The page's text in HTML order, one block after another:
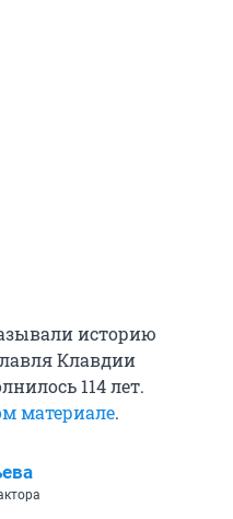
историю
Клавдии
114 лет.
материале.